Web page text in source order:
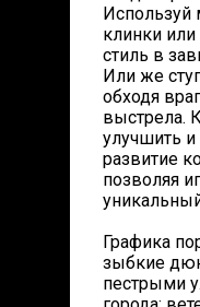
Используй
клинки
стиль в
Или же
обходя
выстрела.
улучшить и
развитие
позволяя
Графика
зыбкие
пестрыми